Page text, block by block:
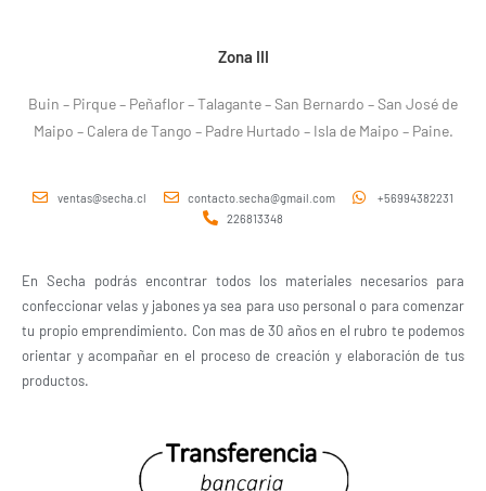
Zona III
Buin – Pirque – Peñaflor – Talagante – San Bernardo – San José de
Maipo – Calera de Tango – Padre Hurtado – Isla de Maipo – Paine.
ventas@secha.cl contacto.secha@gmail.com
+56994382231
226813348
En Secha podrás encontrar todos los materiales necesarios para
confeccionar velas y jabones ya sea para uso personal o para comenzar
tu propio emprendimiento. Con mas de 30 años en el rubro te podemos
orientar y acompañar en el proceso de creación y elaboración de tus
productos.